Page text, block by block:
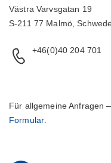
Västra Varvsgatan 19
S-211 77 Malmö,
+46(0)40 204 701
Für allgemeine Anfragen
Formular